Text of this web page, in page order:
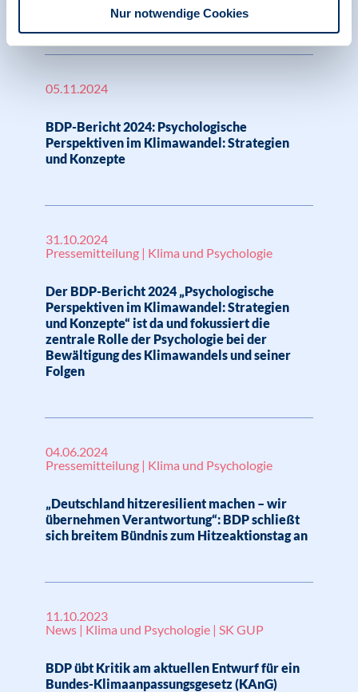
Nur notwendige Cookies
und Konzepte
05.11.2024
BDP-Bericht 2024: Psychologische
Perspektiven im Klimawandel: Strategien
und Konzepte
31.10.2024
Pressemitteilung | Klima und Psychologie
Der BDP-Bericht 2024 „Psychologische
Perspektiven im Klimawandel: Strategien
und Konzepte“ ist da und fokussiert die
zentrale Rolle der Psychologie bei der
Bewältigung des Klimawandels und seiner
Folgen
04.06.2024
Pressemitteilung | Klima und Psychologie
„Deutschland hitzeresilient machen – wir
übernehmen Verantwortung“: BDP schließt
sich breitem Bündnis zum Hitzeaktionstag an
11.10.2023
News | Klima und Psychologie | SK GUP
BDP übt Kritik am aktuellen Entwurf für ein
Bundes-Klimaanpassungsgesetz (KAnG)